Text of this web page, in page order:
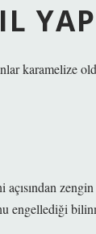
karamelize
engellediği